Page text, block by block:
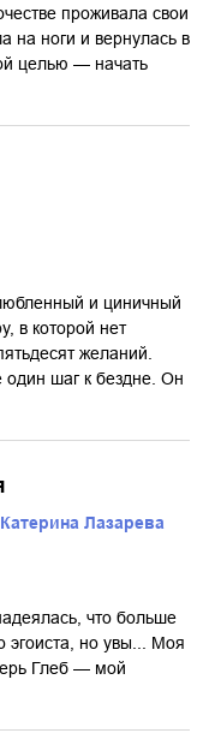
проживала свои
на ноги и вернулась в
целью — начать
и циничный
в которой нет
желаний.
шаг к бездне. Он
Лазарева
что больше
эгоиста, но увы... Моя
Глеб — мой